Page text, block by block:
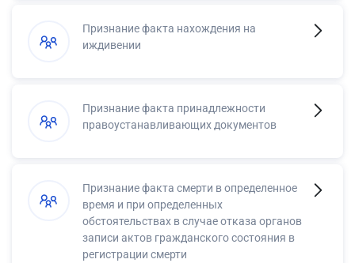
Признание факта нахождения на
иждивении
Признание факта принадлежности
правоустанавливающих документов
Признание факта смерти в определенное
время и при определенных
обстоятельствах в случае отказа органов
записи актов гражданского состояния в
регистрации смерти